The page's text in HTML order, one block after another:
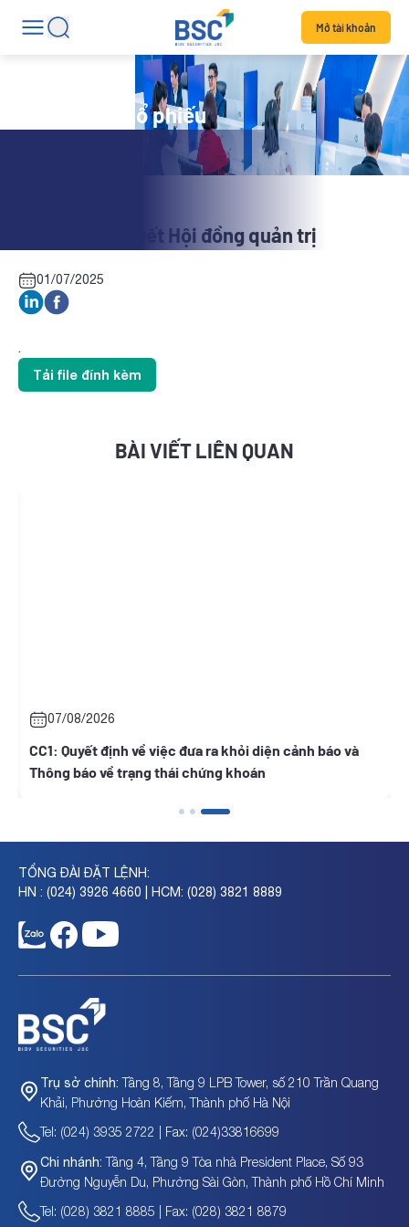
Mở tài khoản
Tin tức mã cổ phiếu
HMD: Nghị quyết Hội đồng quản trị
01/07/2025
.
Tải file đính kèm
BÀI VIẾT LIÊN QUAN
ONW:
07/08/2026
Quyết định về việc đưa ra khỏi diện cảnh báo và
báo về trạng thái chứng khoán
TỔNG ĐÀI ĐẶT LỆNH:
HN : (024) 3926 4660 | HCM: (028) 3821 8889
Trụ sở chính: Tầng 8, Tầng 9 LPB Tower, số 210 Trần Quang
Khải, Phường Hoàn Kiếm, Thành phố Hà Nội
Tel: (024) 3935 2722 | Fax: (024)33816699
Chi nhánh: Tầng 4, Tầng 9 Tòa nhà President Place, Số 93
Đường Nguyễn Du, Phường Sài Gòn, Thành phố Hồ Chí Minh
Tel: (028) 3821 8885 | Fax: (028) 3821 8879